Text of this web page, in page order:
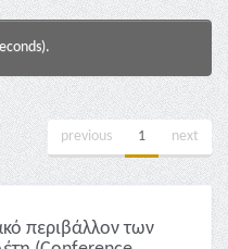
previous 1 next
περιβάλλον των